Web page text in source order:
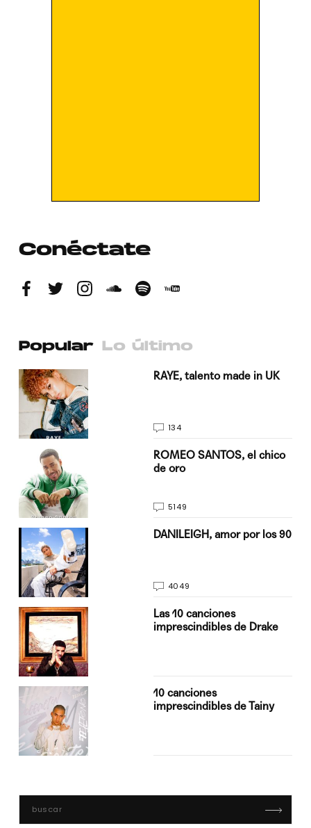
Conéctate
Popular Lo último
RAYE, talento made in UK
134
ROMEO SANTOS, el chico
de oro
5149
DANILEIGH, amor por los 90
4049
Las 10 canciones
imprescindibles de Drake
10 canciones
imprescindibles de Tainy